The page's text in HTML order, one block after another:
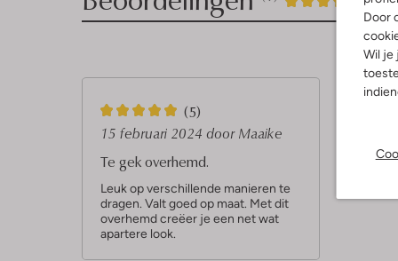
Door
Wil je
/5
5
S
t
e
r
r
e
(5)
15 februari 2024 door Maaike
Te gek overhemd.
Leuk op verschillende manieren te
dragen. Valt goed op maat. Met dit
overhemd creëer je een net wat
apartere look.